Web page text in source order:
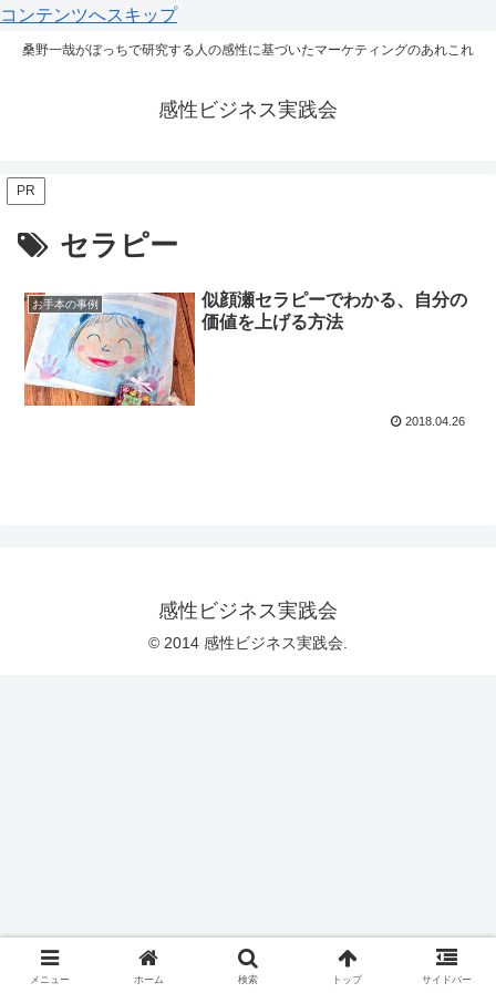
コンテンツへスキップ
桑野一哉がぼっちで研究する人の感性に基づいたマーケティングのあれこれ
感性ビジネス実践会
PR
セラピー
お手本の事例
似顔瀬セラピーでわかる、自分の
価値を上げる方法
2018.04.26
感性ビジネス実践会
© 2014 感性ビジネス実践会.
メニュー ホーム 検索 トップ サイドバー